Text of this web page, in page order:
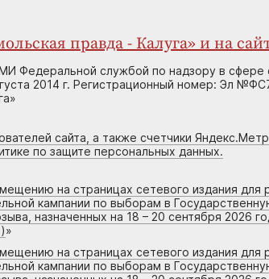
правда - Калуга» и на
Федеральной службой по надзору в сфере
2014 г. Регистрационный номер: Эл
сайта, а также счетчики
по защите персональных данных.
на страницах сетевого издания для
кампании по выборам в
назначенных на 18 – 20 сентября 2026
»
на страницах сетевого издания для
кампании по выборам в